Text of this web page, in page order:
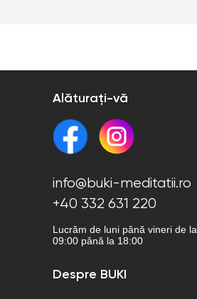
Alăturați-vă
info@buki-meditatii.ro
+40 332 631 220
Lucrăm de luni până vineri de la
09:00 până la 18:00
Despre BUKI